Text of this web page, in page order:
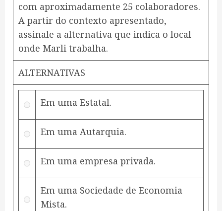
com aproximadamente 25 colaboradores.
A partir do contexto apresentado,
assinale a alternativa que indica o local
onde Marli trabalha.
ALTERNATIVAS
Em uma Estatal.
Em uma Autarquia.
Em uma empresa privada.
Em uma Sociedade de Economia
Mista.